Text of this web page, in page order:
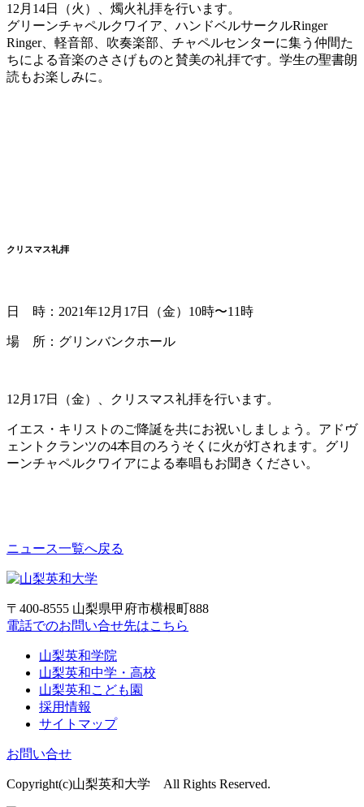
12月14日（火）、燭火礼拝を行います。
グリーンチャペルクワイア、ハンドベルサークルRinger
Ringer、軽音部、吹奏楽部、チャペルセンターに集う仲間た
ちによる音楽のささげものと賛美の礼拝です。学生の聖書朗
読もお楽しみに。
クリスマス礼拝
日 時：2021年12月17日（金）10時〜11時
場 所：グリンバンクホール
12月17日（金）、クリスマス礼拝を行います。
イエス・キリストのご降誕を共にお祝いしましょう。アドヴ
ェントクランツの4本目のろうそくに火が灯されます。グリ
ーンチャペルクワイアによる奉唱もお聞きください。
ニュース一覧へ戻る
〒400-8555 山梨県甲府市横根町888
電話でのお問い合せ先はこちら
山梨英和学院
山梨英和中学・高校
山梨英和こども園
採用情報
サイトマップ
お問い合せ
Copyright(c)山梨英和大学 All Rights Reserved.